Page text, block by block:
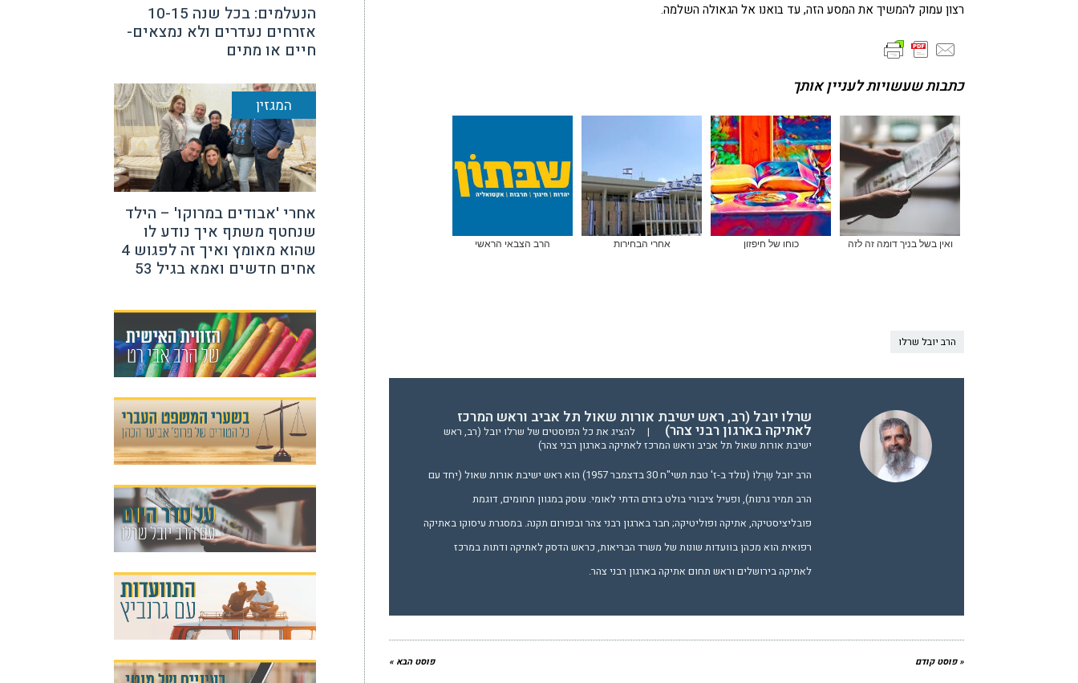
רצון עמוק להמשיך את המסע הזה, עד בואנו אל הגאולה השלמה.
כתבות שעשויות לעניין אותך
ואין בשל בניך דומה זה לזה כוחו של חיפזון אחרי הבחירות הרב הצבאי הראשי
הרב יובל שרלו
שרלו יובל (רב, ראש ישיבת אורות שאול תל אביב וראש המרכז
לאתיקה בארגון רבני צהר) |
להציג את כל הפוסטים של שרלו יובל (רב, ראש
ישיבת אורות שאול תל אביב וראש המרכז לאתיקה בארגון רבני צהר)
הרב יובל שֶרְלוֹ (נולד ב-ז' טבת תשי"ח 30 בדצמבר 1957) הוא ראש ישיבת אורות שאול (יחד עם
הרב תמיר גרנות), ופעיל ציבורי בולט בזרם הדתי לאומי. עוסק במגוון תחומים, דוגמת
פובליציסטיקה, אתיקה ופוליטיקה; חבר בארגון רבני צהר ובפורום תקנה. במסגרת עיסוקו באתיקה
רפואית הוא מכהן בוועדות שונות של משרד הבריאות, כראש הדסק לאתיקה ודתות במרכז
לאתיקה בירושלים וראש תחום אתיקה בארגון רבני צהר.
« פוסט קודם פוסט הבא »
הנעלמים: בכל שנה 10-15
אזרחים נעדרים ולא נמצאים-
חיים או מתים
המגזין
אחרי 'אבודים במרוקו' – הילד
שנחטף משתף איך נודע לו
שהוא מאומץ ואיך זה לפגוש 4
אחים חדשים ואמא בגיל 53